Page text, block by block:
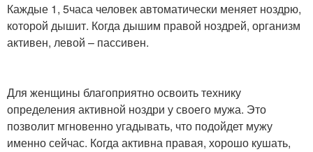
Каждые 1, 5часа человек автоматически меняет ноздрю,
которой дышит. Когда дышим правой ноздрей, организм
активен, левой – пассивен.
Для женщины благоприятно освоить технику
определения активной ноздри у своего мужа. Это
позволит мгновенно угадывать, что подойдет мужу
именно сейчас. Когда активна правая, хорошо кушать,